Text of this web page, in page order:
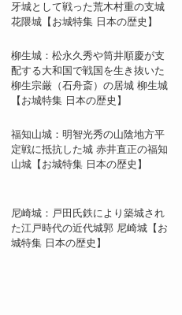
牙城として戦った荒木村重の支城
花隈城【お城特集 日本の歴史】
柳生城：松永久秀や筒井順慶が支
配する大和国で戦国を生き抜いた
柳生宗厳（石舟斎）の居城 柳生城
【お城特集 日本の歴史】
福知山城：明智光秀の山陰地方平
定戦に抵抗した城 赤井直正の福知
山城【お城特集 日本の歴史】
尼崎城：戸田氏鉄により築城され
た江戸時代の近代城郭 尼崎城【お
城特集 日本の歴史】